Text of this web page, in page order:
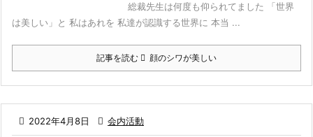
総裁先生は何度も仰られてました 「世界
は美しい」と 私はあれを 私達が認識する世界に 本当 ...
記事を読む 顔のシワが美しい
 2022年4月8日  会内活動